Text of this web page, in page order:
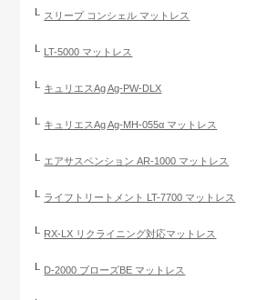
スリープ コンシェル マットレス
LT-5000 マットレス
キュリエスAg Ag-PW-DLX
キュリエスAg Ag-MH-055α マットレス
エアサスペンション AR-1000 マットレス
ライフトリートメント LT-7700 マットレス
RX-LX リクライニング対応マットレス
D-2000 ブローズBE マットレス